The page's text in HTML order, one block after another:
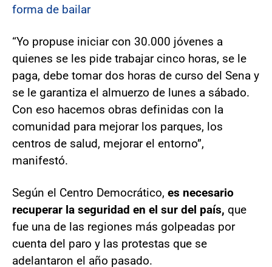
forma de bailar
“Yo propuse iniciar con 30.000 jóvenes a
quienes se les pide trabajar cinco horas, se le
paga, debe tomar dos horas de curso del Sena y
se le garantiza el almuerzo de lunes a sábado.
Con eso hacemos obras definidas con la
comunidad para mejorar los parques, los
centros de salud, mejorar el entorno”,
manifestó.
Según el Centro Democrático, es necesario
recuperar la seguridad en el sur del país, que
fue una de las regiones más golpeadas por
cuenta del paro y las protestas que se
adelantaron el año pasado.